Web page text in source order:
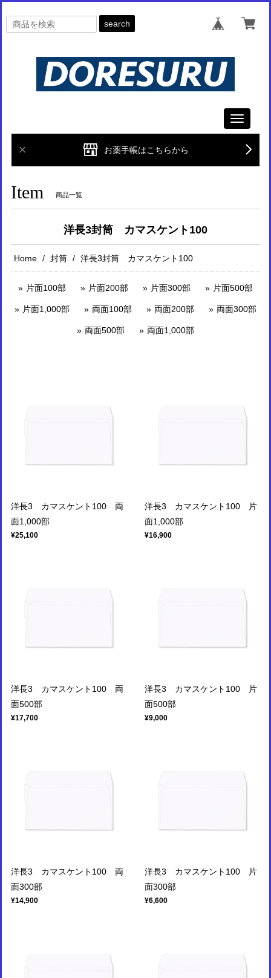
search
Toggle
お薬手帳はこちらから
Item 商品一覧
洋長3封筒 カマスケント100
Home 封筒 洋長3封筒 カマスケント100
片面100部 片面200部 片面300部 片面500部
片面1,000部 両面100部 両面200部 両面300部
両面500部 両面1,000部
洋長3 カマスケント100 両
面1,000部
¥25,100
洋長3 カマスケント100 片
面1,000部
¥16,900
洋長3 カマスケント100 両
面500部
¥17,700
洋長3 カマスケント100 片
面500部
¥9,000
洋長3 カマスケント100 両
面300部
¥14,900
洋長3 カマスケント100 片
面300部
¥6,600